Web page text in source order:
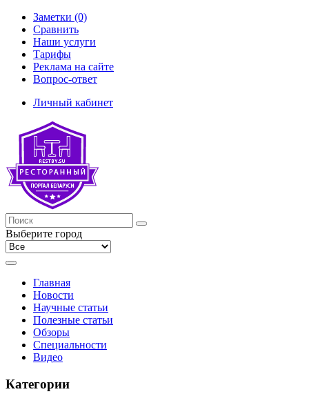
Заметки (0)
Сравнить
Наши услуги
Тарифы
Реклама на сайте
Вопрос-ответ
Личный кабинет
Выберите город
Главная
Новости
Научные статьи
Полезные статьи
Обзоры
Специальности
Видео
Категории